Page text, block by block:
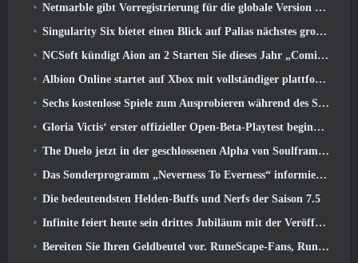
Netmarble gibt Vorregistrierung für die globale Version des Sci-Fi-MMORPG RF Online Next bekannt
Singularity Six bietet einen Blick auf Palias nächstes großes Update The Royal Highlands
NCSoft kündigt Aion an 2 Starten Sie dieses Jahr „Coming West“.
Albion Online startet auf Xbox mit vollständiger plattformübergreifender Wiedergabe
Sechs kostenlose Spiele zum Ausprobieren während des Steam Medieval Fest
Gloria Victis‘ erster offizieller Open-Beta-Playtest beginnt heute
The Duelo jetzt in der geschlossenen Alpha von Soulframe verfügbar
Das Sonderprogramm „Neverness To Everness“ informiert Spieler darüber, was sie bei der Veröffentlichung erwartet
Die bedeutendsten Helden-Buffs und Nerfs der Saison 7.5
Infinite feiert heute sein drittes Jubiläum mit der Veröffentlichung von SS12 Lunaria
Bereiten Sie Ihren Geldbeutel vor. RuneScape-Fans, RuneFest-Tickets stehen kurz vor dem Verkauf